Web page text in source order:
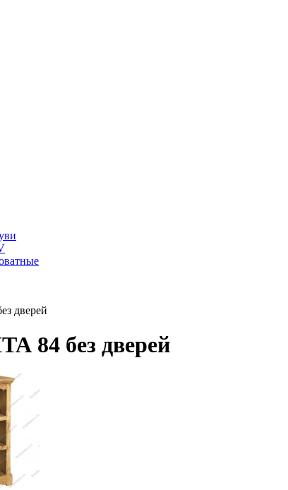
дверей
84 без дверей